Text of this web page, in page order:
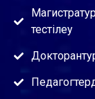
тестілеу